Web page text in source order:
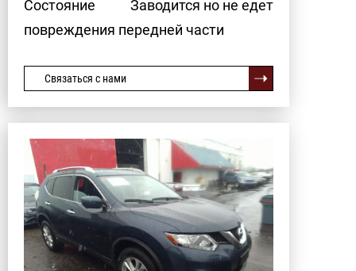
Состояние
Заводится но не едет
повреждения передней части
Связаться с нами